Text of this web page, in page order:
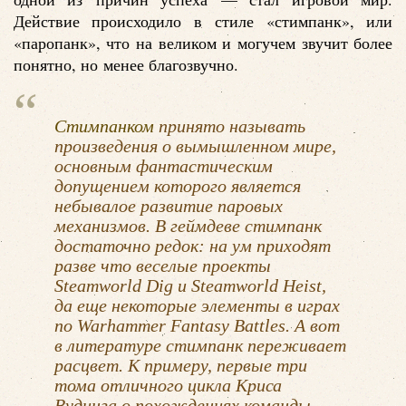
Действие происходило в стиле «стимпанк», или
«паропанк», что на великом и могучем звучит более
понятно, но менее благозвучно.
Стимпанком принято называть
произведения о вымышленном мире,
основным фантастическим
допущением которого является
небывалое развитие паровых
механизмов. В геймдеве стимпанк
достаточно редок: на ум приходят
разве что веселые проекты
Steamworld Dig и Steamworld Heist,
да еще некоторые элементы в играх
по Warhammer Fantasy Battles. А вот
в литературе стимпанк переживает
расцвет. К примеру, первые три
тома отличного цикла Криса